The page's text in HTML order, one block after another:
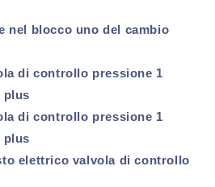
nel blocco uno del cambio
di controllo pressione 1
plus
di controllo pressione 1
plus
elettrico valvola di controllo